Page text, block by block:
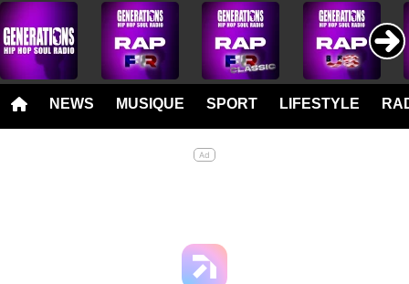
NEWS MUSIQUE SPORT LIFESTYLE
Ad